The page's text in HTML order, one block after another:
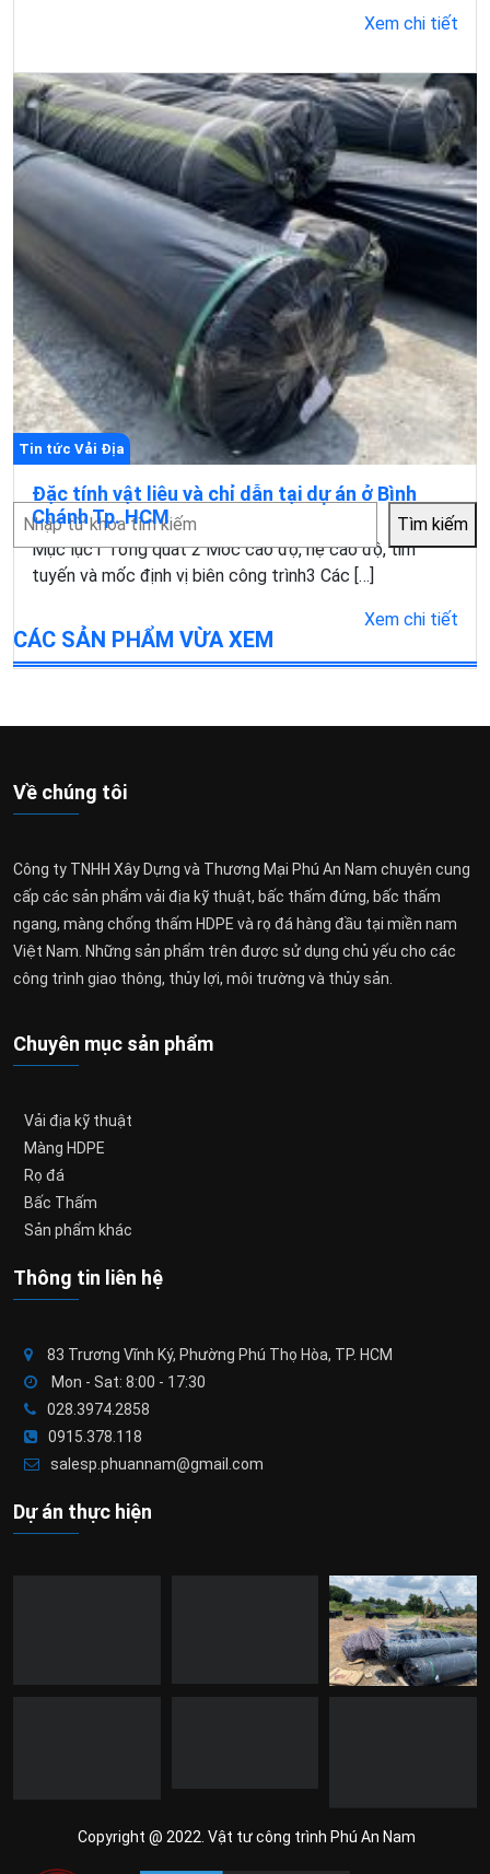
Xem chi tiết
Tin tức Vải Địa
Đặc tính vật liêu và chỉ dẫn tại dự án ở Bình
Chánh Tp. HCM
Mục lục1 Tổng quát 2 Móc cao độ, hệ cao độ, tim
tuyến và mốc định vị biên công trình3 Các […]
Xem chi tiết
Tìm
kiếm
Tìm kiếm
CÁC SẢN PHẨM VỪA XEM
Về chúng tôi
Công ty TNHH Xây Dựng và Thương Mại Phú An Nam chuyên cung
cấp các sản phẩm vải địa kỹ thuật, bấc thấm đứng, bấc thấm
ngang, màng chống thấm HDPE và rọ đá hàng đầu tại miền nam
Việt Nam. Những sản phẩm trên được sử dụng chủ yếu cho các
công trình giao thông, thủy lợi, môi trường và thủy sản.
Chuyên mục sản phẩm
Vải địa kỹ thuật
Màng HDPE
Rọ đá
Bấc Thấm
Sản phẩm khác
Thông tin liên hệ
83 Trương Vĩnh Ký, Phường Phú Thọ Hòa, TP. HCM
Mon - Sat: 8:00 - 17:30
028.3974.2858
0915.378.118
salesp.phuannam@gmail.com
Dự án thực hiện
Copyright @ 2022. Vật tư công trình Phú An Nam